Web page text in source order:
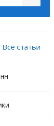
Все статьи